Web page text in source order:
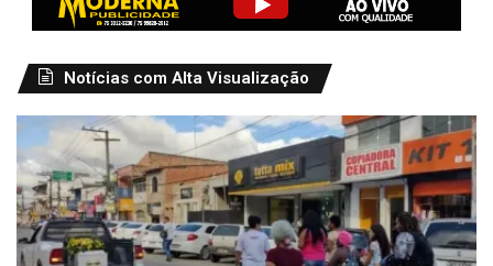
Notícias com Alta Visualização